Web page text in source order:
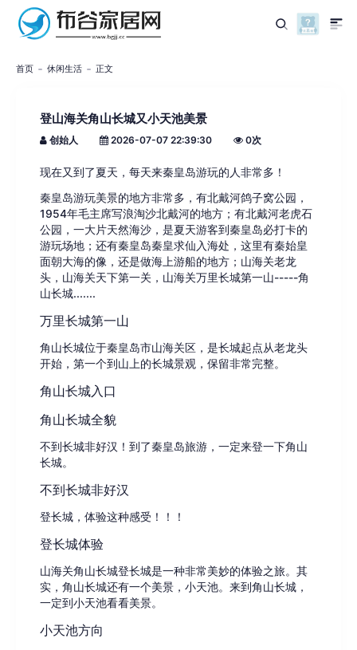
首页 休闲生活 正文
登山海关角山长城又小天池美景
创始人 2026-07-07 22:39:30 0次
现在又到了夏天，每天来秦皇岛游玩的人非常多！
秦皇岛游玩美景的地方非常多，有北戴河鸽子窝公园，
1954年毛主席写浪淘沙北戴河的地方；有北戴河老虎石
公园，一大片天然海沙，是夏天游客到秦皇岛必打卡的
游玩场地；还有秦皇岛秦皇求仙入海处，这里有秦始皇
面朝大海的像，还是做海上游船的地方；山海关老龙
头，山海关天下第一关，山海关万里长城第一山-----角
山长城.......
万里长城第一山
角山长城位于秦皇岛市山海关区，是长城起点从老龙头
开始，第一个到山上的长城景观，保留非常完整。
角山长城入口
角山长城全貌
不到长城非好汉！到了秦皇岛旅游，一定来登一下角山
长城。
不到长城非好汉
登长城，体验这种感受！！！
登长城体验
山海关角山长城登长城是一种非常美妙的体验之旅。其
实，角山长城还有一个美景，小天池。来到角山长城，
一定到小天池看看美景。
小天池方向